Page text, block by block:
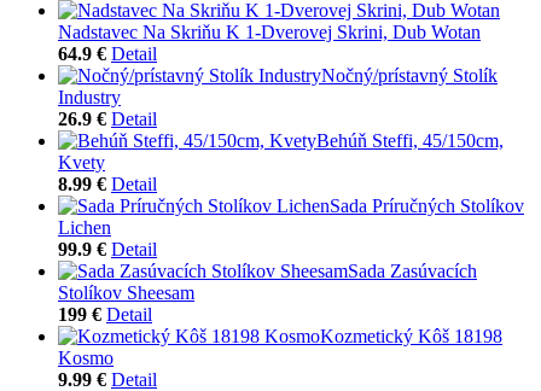
Nadstavec Na Skriňu K 1-Dverovej Skrini, Dub Wotan
64.9 € Detail
Nočný/prístavný Stolík
Industry
26.9 € Detail
Behúň Steffi, 45/150cm,
Kvety
8.99 € Detail
Sada Príručných Stolíkov
Lichen
99.9 € Detail
Sada Zasúvacích
Stolíkov Sheesam
199 € Detail
Kozmetický Kôš 18198
Kosmo
9.99 € Detail